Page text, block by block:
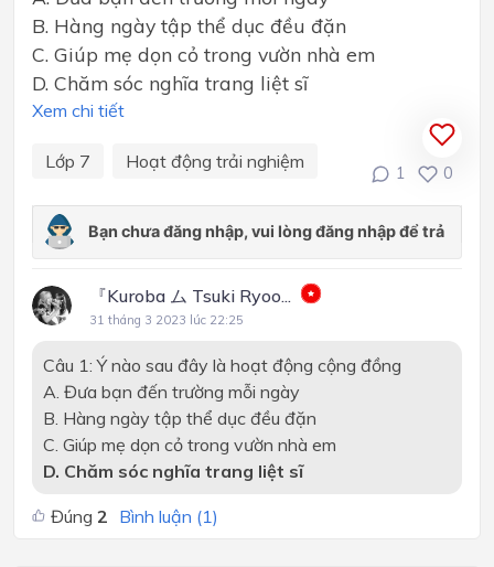
B. Hàng ngày tập thể dục đều đặn
C. Giúp mẹ dọn cỏ trong vườn nhà em
D. Chăm sóc nghĩa trang liệt sĩ
Xem chi tiết
Lớp 7 Hoạt động trải nghiệm
1 0
『Kuroba ム Tsuki Ryoo...
31 tháng 3 2023 lúc 22:25
Câu 1: Ý nào sau đây là hoạt động cộng đồng
A. Đưa bạn đến trường mỗi ngày
B. Hàng ngày tập thể dục đều đặn
C. Giúp mẹ dọn cỏ trong vườn nhà em
D. Chăm sóc nghĩa trang liệt sĩ
Đúng 2 Bình luận (1)